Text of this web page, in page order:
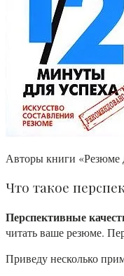
Авторы книги «Резюме
Что такое
Перспективные
читать ваше резюме.
Приведу несколько